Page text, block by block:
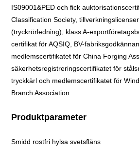
IS09001&PED och fick
Classification Society,
(tryckrörledning), klass A-
certifikat för AQSIQ, BV-
medlemscertifikatet för China Forging
säkerhetsregistreringscertifikatet för
tryckkärl och medlemscertifikatet för
Branch Association.
Produktparameter
Smidd rostfri hylsa svetsfläns